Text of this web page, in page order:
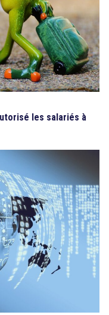
les salariés à